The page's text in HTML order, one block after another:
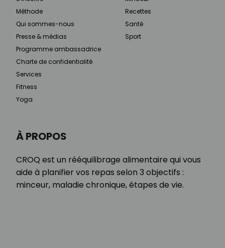
À PROPOS
CROQ est un rééquilibrage alimentaire qui vous
aide à planifier vos repas selon 3 objectifs :
minceur, maladie chronique, étapes de vie.
Méthode
Qui sommes-nous
Presse & médias
Programme ambassadrice
Charte de confidentialité
Services
Fitness
Yoga
Recettes
Santé
Sport